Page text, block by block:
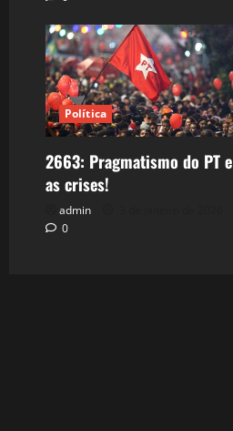
Política
2663: Pragmatismo do PT e
as crises!
admin
0